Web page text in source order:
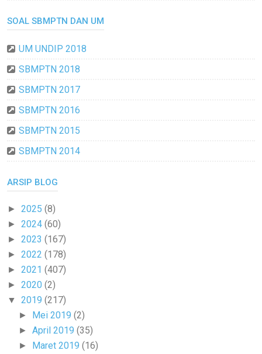
SOAL SBMPTN DAN UM
UM UNDIP 2018
SBMPTN 2018
SBMPTN 2017
SBMPTN 2016
SBMPTN 2015
SBMPTN 2014
ARSIP BLOG
► 2025 (8)
► 2024 (60)
► 2023 (167)
► 2022 (178)
► 2021 (407)
► 2020 (2)
▼ 2019 (217)
► Mei 2019(2)
►April 2019(35)
► Maret 2019(16)